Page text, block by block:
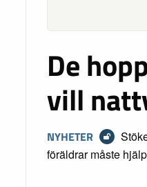
De
vill
NYHETER
föräldrar måste